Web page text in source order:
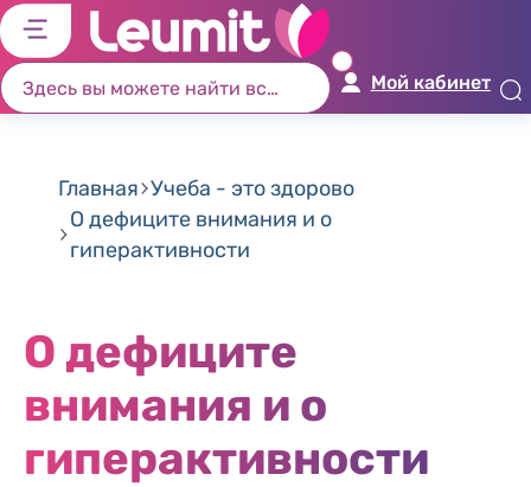
Мой кабинет
Главная Учеба - это здорово
О дефиците внимания и о
гиперактивности
О дефиците
внимания и о
гиперактивности